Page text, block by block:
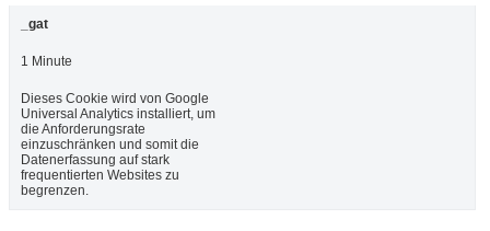
_gat
1 Minute
Dieses Cookie wird von Google
Universal Analytics installiert, um
die Anforderungsrate
einzuschränken und somit die
Datenerfassung auf stark
frequentierten Websites zu
begrenzen.